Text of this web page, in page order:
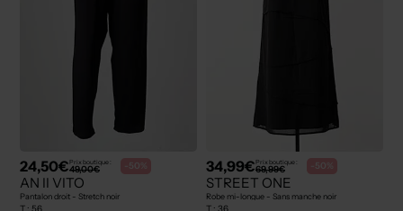
24,50€Prix boutique :
49,00€ -50%
AN II VITO
Pantalon droit - Stretch noir
34,99€Prix boutique :
69,99€ -50%
STREET ONE
Robe mi-longue - Sans manche noir